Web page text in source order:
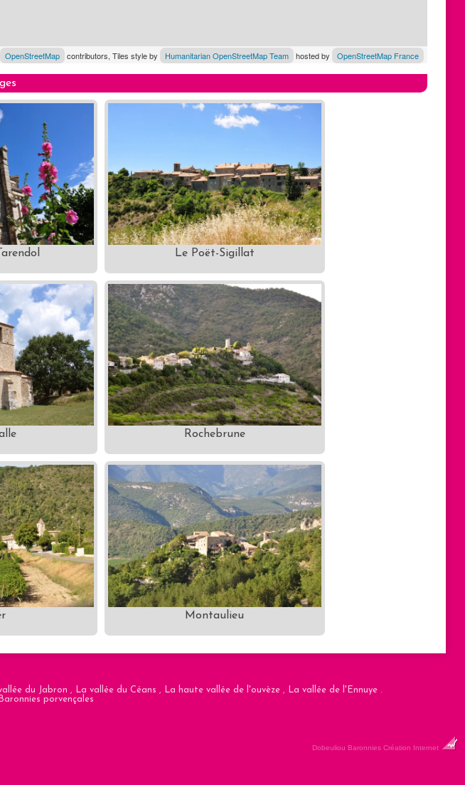
OpenStreetMap contributors, Tiles style by Humanitarian OpenStreetMap Team hosted by OpenStreetMap France
Le Poët-Sigillat
Rochebrune
Montaulieu
du Jabron , La vallée du Céans , La haute vallée de l'ouvèze, La vallée de l'Ennuye.
porvençales
Dobeuliou Baronnies Création Internet